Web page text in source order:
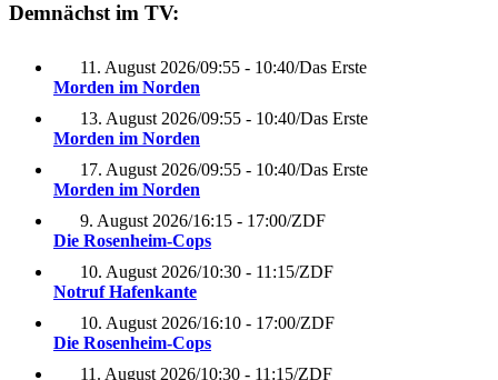
Demnächst im TV:
11. August 2026/09:55 - 10:40/Das Erste
Morden im Norden
13. August 2026/09:55 - 10:40/Das Erste
Morden im Norden
17. August 2026/09:55 - 10:40/Das Erste
Morden im Norden
9. August 2026/16:15 - 17:00/ZDF
Die Rosenheim-Cops
10. August 2026/10:30 - 11:15/ZDF
Notruf Hafenkante
10. August 2026/16:10 - 17:00/ZDF
Die Rosenheim-Cops
11. August 2026/10:30 - 11:15/ZDF